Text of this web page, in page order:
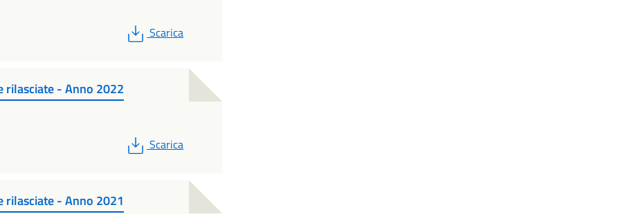
PDF
Scarica
rilasciate - Anno 2022
PDF
Scarica
rilasciate - Anno 2021